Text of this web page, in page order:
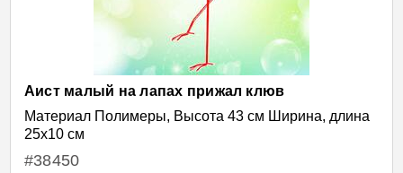
Аист малый на лапах прижал клюв
Материал Полимеры, Высота 43 см Ширина, длина
25х10 см
#38450